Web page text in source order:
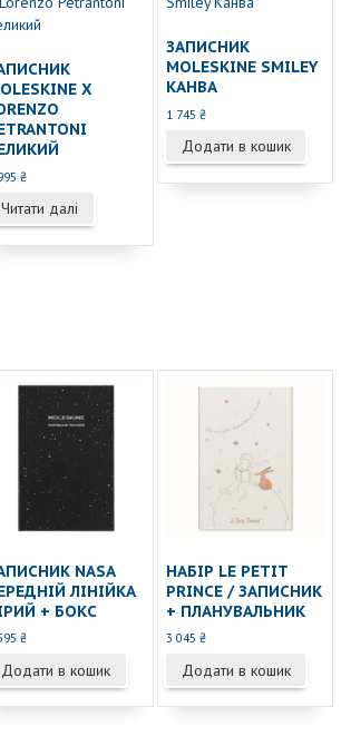
X
₴
Читати далі
ЗАПИСНИК
MOLESKINE SMILEY
КАНВА
1 745 ₴
Додати в кошик
NASA
ЛІНІЙКА
+ БОКС
₴
Додати в кошик
НАБІР LE PETIT
PRINCE / ЗАПИСНИК
+ ПЛАНУВАЛЬНИК
3 045 ₴
Додати в кошик